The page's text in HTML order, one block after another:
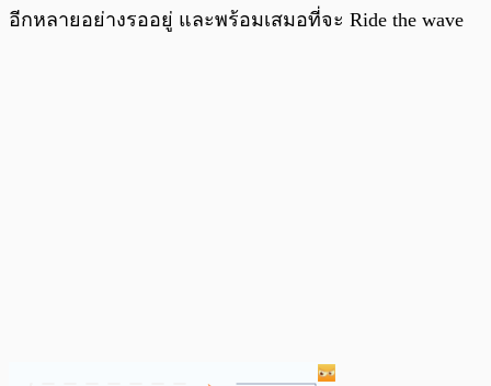
อีกหลายอย่างรออยู่ และพร้อมเสมอที่จะ Ride the wave